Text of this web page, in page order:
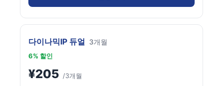
다이나믹IP 듀얼 3개월
6% 할인
¥205 /3개월